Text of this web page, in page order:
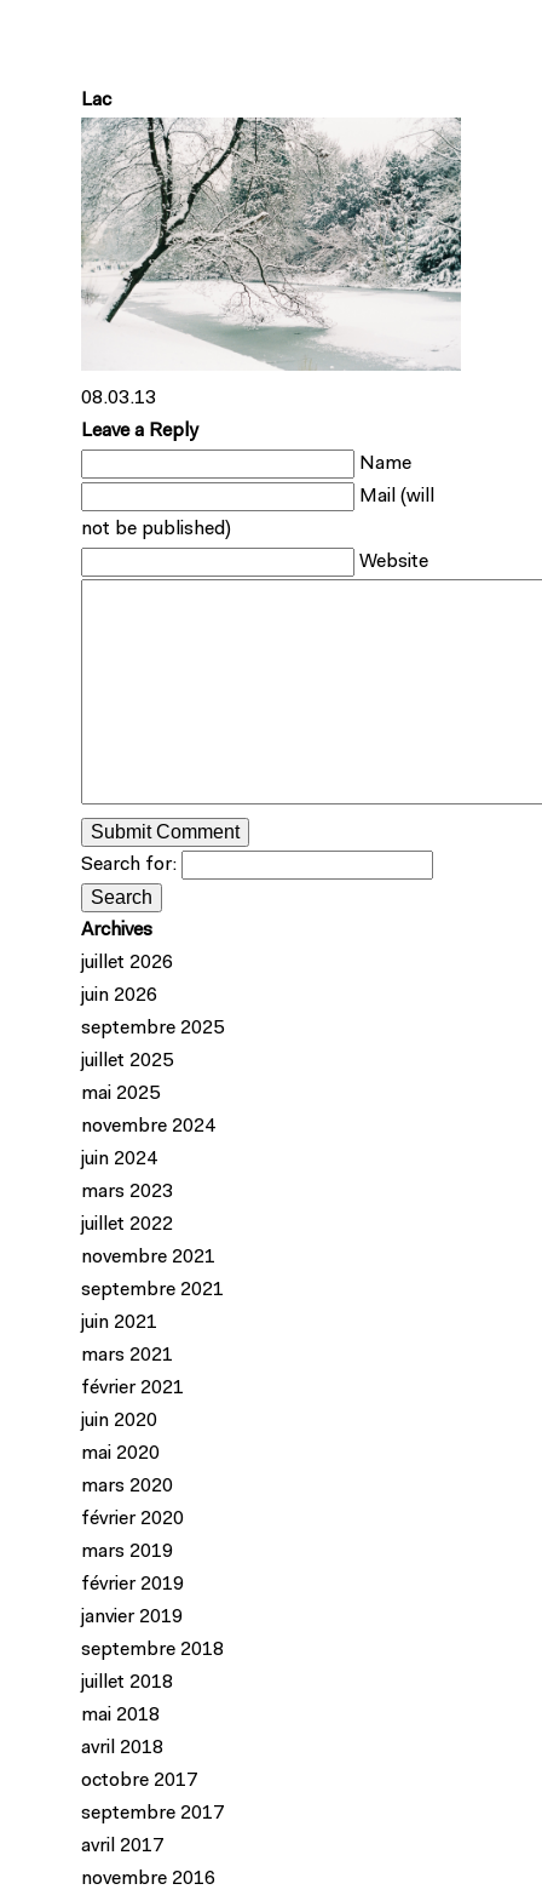
Lac
08.03.13
Leave a Reply
Name
Mail (will
not be published)
Website
Search for:
Archives
juillet 2026
juin 2026
septembre 2025
juillet 2025
mai 2025
novembre 2024
juin 2024
mars 2023
juillet 2022
novembre 2021
septembre 2021
juin 2021
mars 2021
février 2021
juin 2020
mai 2020
mars 2020
février 2020
mars 2019
février 2019
janvier 2019
septembre 2018
juillet 2018
mai 2018
avril 2018
octobre 2017
septembre 2017
avril 2017
novembre 2016